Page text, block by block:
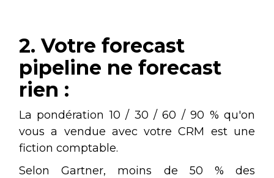
2. Votre forecast
pipeline ne forecast
rien :
La pondération 10 / 30 / 60 / 90 % qu'on
vous a vendue avec votre CRM est une
fiction comptable.
Selon Gartner, moins de 50 % des